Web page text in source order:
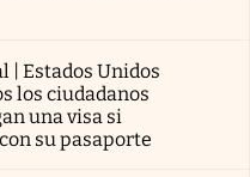
| Estados Unidos
los ciudadanos
una visa si
su pasaporte